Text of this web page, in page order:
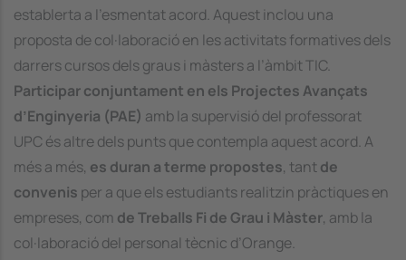
establerta a l’esmentat acord. Aquest inclou una
proposta de col·laboració en les activitats formatives dels
darrers cursos dels graus i màsters a l’àmbit TIC.
Participar conjuntament en els Projectes Avançats
d’Enginyeria (PAE) amb la supervisió del professorat
UPC és altre dels punts que contempla aquest acord. A
més a més, es duran a terme propostes, tantde
convenis per a que els estudiants realitzin pràctiques en
empreses, com de Treballs Fi de Grau i Màster, amb la
col·laboració del personal tècnic d’Orange.